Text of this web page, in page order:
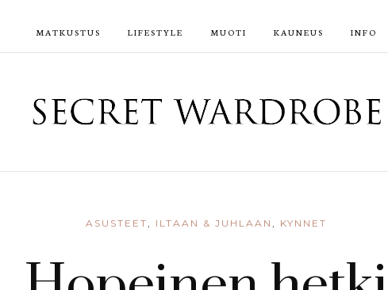
MATKUSTUS LIFESTYLE MUOTI KAUNEUS INFO
ASUSTEET, ILTAAN & JUHLAAN , KYNNET